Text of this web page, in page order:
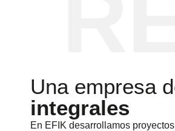
Una empresa
integrales
En EFIK desarrollamos